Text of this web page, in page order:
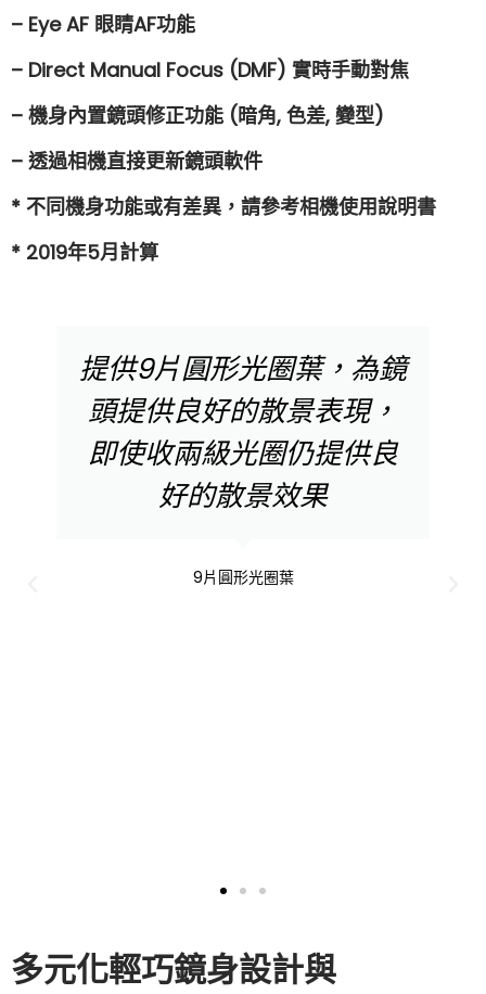
– Eye AF 眼睛AF功能
– Direct Manual Focus (DMF) 實時手動對焦
– 機身內置鏡頭修正功能 (暗角, 色差, 變型)
– 透過相機直接更新鏡頭軟件
* 不同機身功能或有差異，請參考相機使用說明書
* 2019年5月計算
防水滴鏡筒設計，為鏡頭
帶來更好的密封效果，為
不同環境提供更佳保護
多元化輕巧鏡身設計與